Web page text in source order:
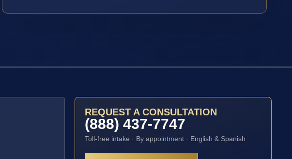
REQUEST A CONSULTATION
(888) 437-7747
Toll-free intake · By appointment · English & Spanish